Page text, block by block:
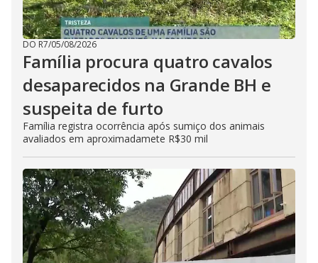
DO R7/05/08/2026
Família procura quatro cavalos
desaparecidos na Grande BH e
suspeita de furto
Família registra ocorrência após sumiço dos animais
avaliados em aproximadamete R$30 mil